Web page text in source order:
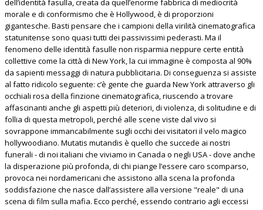
dell’identità fasulla, creata da quell’enorme fabbrica di mediocrità
morale e di conformismo che è Hollywood, è di proporzioni
gigantesche. Basti pensare che i campioni della virilità cinematografica
statunitense sono quasi tutti dei passivissimi pederasti. Ma il
fenomeno delle identità fasulle non risparmia neppure certe entità
collettive come la città di New York, la cui immagine è composta al 90%
da sapienti messaggi di natura pubblicitaria. Di conseguenza si assiste
al fatto ridicolo seguente: c’è gente che guarda New York attraverso gli
occhiali rosa della finzione cinematografica, riuscendo a trovare
affascinanti anche gli aspetti più deteriori, di violenza, di solitudine e di
follia di questa metropoli, perché alle scene viste dal vivo si
sovrappone immancabilmente sugli occhi dei visitatori il velo magico
hollywoodiano. Mutatis mutandis è quello che succede ai nostri
funerali - di noi italiani che viviamo in Canada o negli USA - dove anche
la disperazione più profonda, di chi piange l’essere caro scomparso,
provoca nei nordamericani che assistono alla scena la profonda
soddisfazione che nasce dall’assistere alla versione "reale" di una
scena di film sulla mafia. Ecco perché, essendo contrario agli eccessi